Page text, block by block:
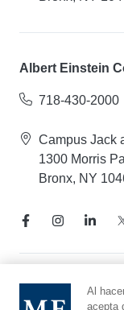
Albert Einstein
718-430-2000
Campus Jack
1300 Morris
Bronx, NY
Aviso de prácticas
Al
acepta